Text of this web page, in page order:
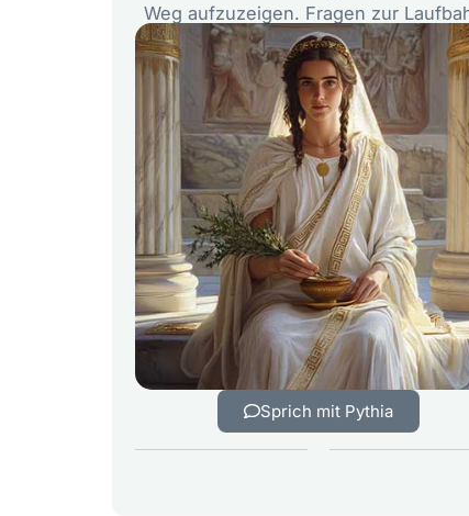
Weg aufzuzeigen. Fragen zur
Sprich mit Pythia